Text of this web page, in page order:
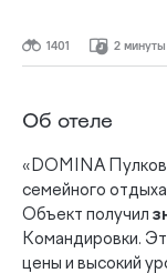
1401 2 минуты
Об отеле
«DOMINA
семейного
Объект получил
Командировки.
цены и высокий